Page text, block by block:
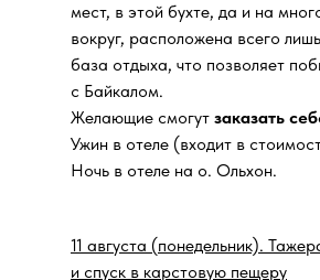
11 августа (понедельник).
и спуск в карстовую пещеру
мест, в этой бухте, да и на
вокруг, расположена всего
база отдыха, что позволяет
с Байкалом.
Желающие смогут заказать
Ужин в отеле (входит в
Ночь в отеле на о. Ольхон.